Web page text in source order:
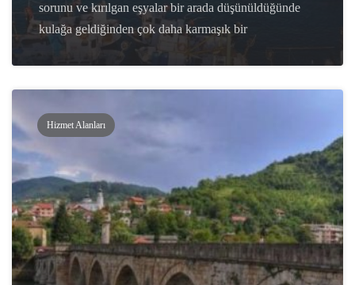
sorunu ve kırılgan eşyalar bir arada düşünüldüğünde
kulağa geldiğinden çok daha karmaşık bir
Hizmet Alanları